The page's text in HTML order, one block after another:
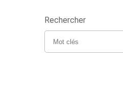
Rechercher